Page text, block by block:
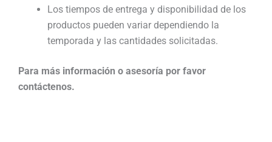
Los tiempos de entrega y disponibilidad de los
productos pueden variar dependiendo la
temporada y las cantidades solicitadas.
Para más información o asesoría por favor
contáctenos.